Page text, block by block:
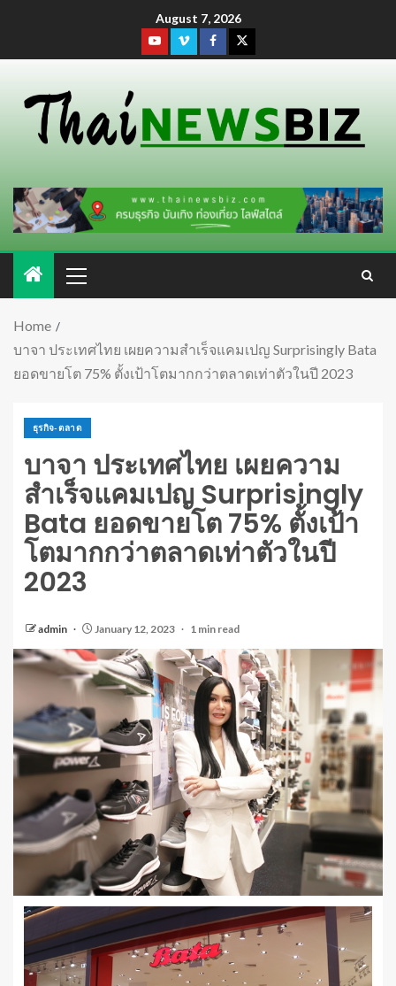
August 7, 2026
Home
บาจา ประเทศไทย เผยความสำเร็จแคมเปญ Surprisingly Bata
ยอดขายโต 75% ตั้งเป้าโตมากกว่าตลาดเท่าตัวในปี 2023
ธุรกิจ-ตลาด
บาจา ประเทศไทย เผยความ
สำเร็จแคมเปญ Surprisingly
Bata ยอดขายโต 75% ตั้งเป้า
โตมากกว่าตลาดเท่าตัวในปี
2023
admin January 12, 2023 1 min read